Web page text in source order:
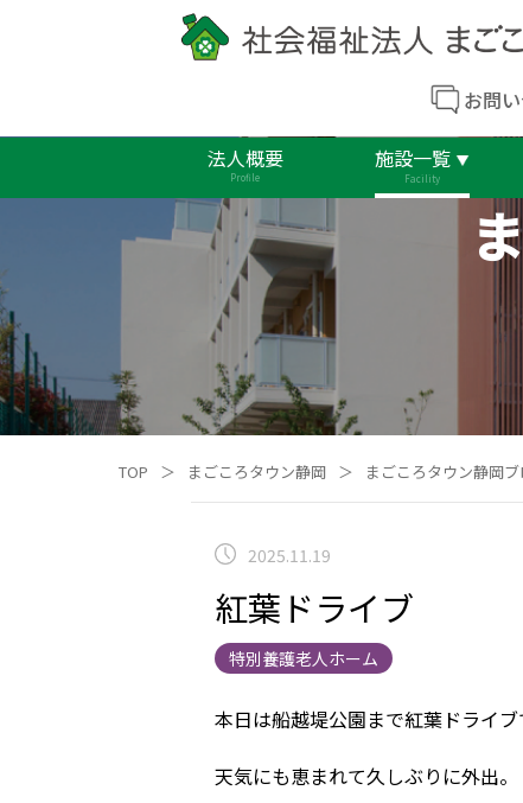
お問
法人概要
Profile
施設一覧
Facility
TOP ＞ まごころタウン静岡 ＞ まごころタウン静岡ブ
2025.11.19
紅葉ドライブ
特別養護老人ホーム
本日は船越堤公園まで紅葉ドライブ
天気にも恵まれて久しぶりに外出。